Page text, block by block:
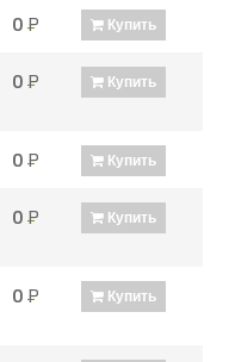
0Р Купить
0Р Купить
0Р Купить
0Р Купить
0Р Купить